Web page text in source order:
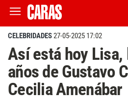
CELEBRIDADES27-05-2025 17:02
Así está hoy Lisa,
años de Gustavo
Cecilia Amenábar